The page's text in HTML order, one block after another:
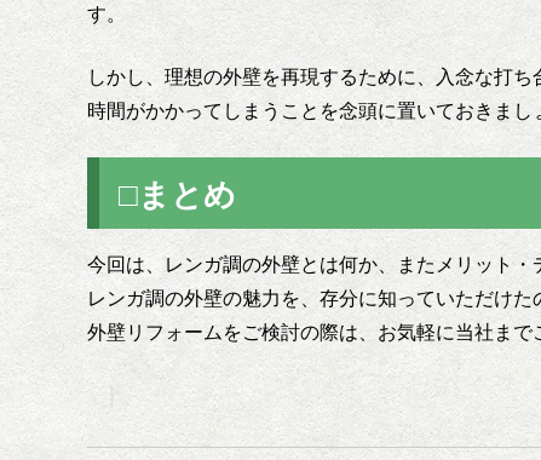
す。
しかし、理想の外壁を再現するために、入念な打ち
時間がかかってしまうことを念頭に置いておきまし
□まとめ
今回は、レンガ調の外壁とは何か、またメリット・
レンガ調の外壁の魅力を、存分に知っていただけた
外壁リフォームをご検討の際は、お気軽に当社まで